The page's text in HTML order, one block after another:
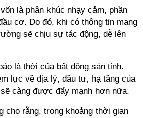
là phân khúc nhạy cảm, phần
cơ. Do đó, khi có thông tin mang
sẽ chịu sự tác động, dễ lên
là thời của bất động sản tỉnh.
lực về địa lý, đầu tư, hạ tầng của
càng được đẩy mạnh hơn nữa.
cho rằng, trong khoảng thời gian